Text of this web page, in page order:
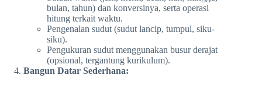
bulan, tahun) dan konversinya, serta operasi
hitung terkait waktu.
Pengenalan sudut (sudut lancip, tumpul, siku-
siku).
Pengukuran sudut menggunakan busur derajat
(opsional, tergantung kurikulum).
Bangun Datar Sederhana: